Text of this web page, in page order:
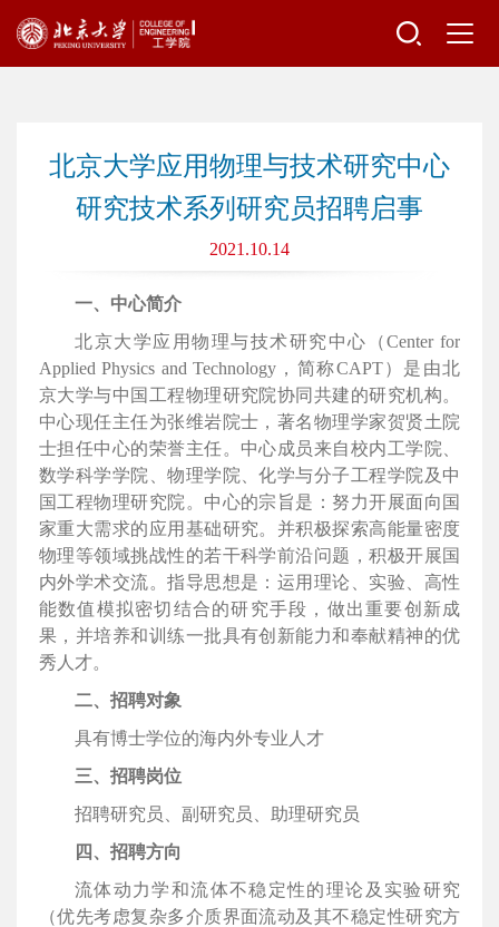
北京大学应用物理与技术研究中心
研究技术系列研究员招聘启事
2021.10.14
一、中心简介
北京大学应用物理与技术研究中心（Center for
Applied Physics and Technology，简称CAPT）是由北
京大学与中国工程物理研究院协同共建的研究机构。
中心现任主任为张维岩院士，著名物理学家贺贤土院
士担任中心的荣誉主任。中心成员来自校内工学院、
数学科学学院、物理学院、化学与分子工程学院及中
国工程物理研究院。中心的宗旨是：努力开展面向国
家重大需求的应用基础研究。并积极探索高能量密度
物理等领域挑战性的若干科学前沿问题，积极开展国
内外学术交流。指导思想是：运用理论、实验、高性
能数值模拟密切结合的研究手段，做出重要创新成
果，并培养和训练一批具有创新能力和奉献精神的优
秀人才。
二、招聘对象
具有博士学位的海内外专业人才
三、招聘岗位
招聘研究员、副研究员、助理研究员
四、招聘方向
流体动力学和流体不稳定性的理论及实验研究
（优先考虑复杂多介质界面流动及其不稳定性研究方